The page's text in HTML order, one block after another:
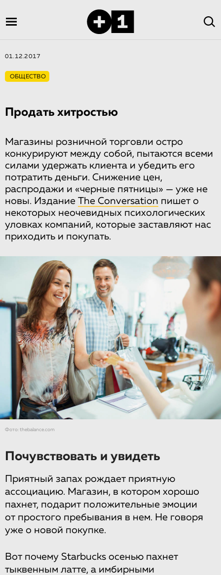
01.12.2017
ОБЩЕСТВО
Продать хитростью
Магазины розничной торговли остро
конкурируют между собой, пытаются всеми
силами удержать клиента и убедить его
потратить деньги. Снижение цен,
распродажи и «черные пятницы» — уже не
новы. Издание The Conversation пишет о
некоторых неочевидных психологических
уловках компаний, которые заставляют нас
приходить и покупать.
Фото: thebalance.com
Почувствовать и увидеть
Приятный запах рождает приятную
ассоциацию. Магазин, в котором хорошо
пахнет, подарит положительные эмоции
от простого пребывания в нем. Не говоря
уже о новой покупке.
Вот почему Starbucks осенью пахнет
тыквенным латте, а имбирными